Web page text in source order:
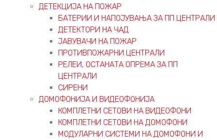
ДЕТЕКЦИЈА НА ПОЖАР
БАТЕРИИ И НАПОЈУВАЊА ЗА ПП ЦЕНТРАЛИ
ДЕТЕКТОРИ НА ЧАД
ЈАВУВАЧИ НА ПОЖАР
ПРОТИВПОЖАРНИ ЦЕНТРАЛИ
РЕЛЕИ, ОСТАНАТА ОПРЕМА ЗА ПП
ЦЕНТРАЛИ
СИРЕНИ
ДОМОФОНИЈА И ВИДЕОФОНИЈА
КОМПЛЕТНИ СЕТОВИ НА ВИДЕОФОНИ
КОМПЛЕТНИ СЕТОВИ НА ДОМОФОНИ
МОДУЛАРНИ СИСТЕМИ НА ДОМОФОНИ И